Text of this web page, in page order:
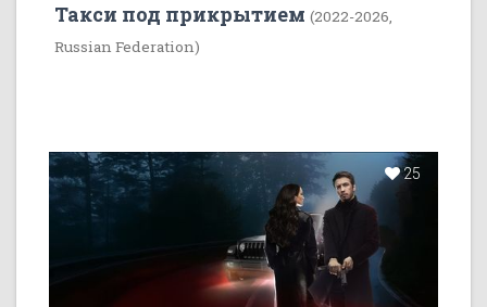
Такси под прикрытием (2022-2026,
Russian Federation)
25